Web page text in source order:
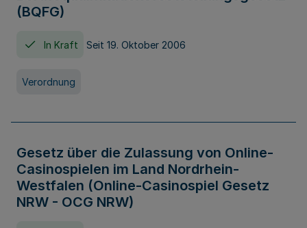
(BQFG)
In Kraft Seit 19. Oktober 2006
Verordnung
Gesetz über die Zulassung von Online-
Casinospielen im Land Nordrhein-
Westfalen (Online-Casinospiel Gesetz
NRW - OCG NRW)